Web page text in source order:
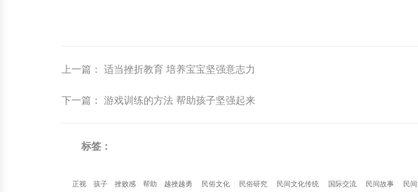
上一篇 ： 适当挫折教育 培养宝宝坚强意志力
下一篇 ： 游戏训练的方法 帮助孩子坚强起来
标签：
正视 孩子 挫败感 帮助 越挫越勇 民俗文化 民俗研究 民间文化传统 国际交流 民间故事 民